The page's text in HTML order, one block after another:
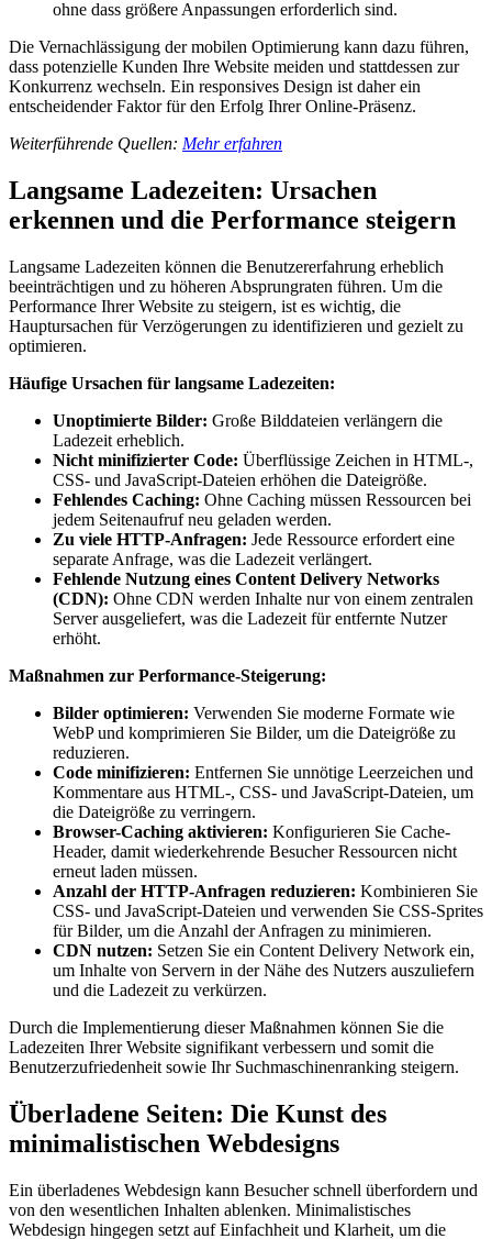
ohne dass größere Anpassungen erforderlich sind.
Die Vernachlässigung der mobilen Optimierung kann dazu führen,
dass potenzielle Kunden Ihre Website meiden und stattdessen zur
Konkurrenz wechseln. Ein responsives Design ist daher ein
entscheidender Faktor für den Erfolg Ihrer Online-Präsenz.
Weiterführende Quellen: Mehr erfahren
Langsame Ladezeiten: Ursachen
erkennen und die Performance steigern
Langsame Ladezeiten können die Benutzererfahrung erheblich
beeinträchtigen und zu höheren Absprungraten führen. Um die
Performance Ihrer Website zu steigern, ist es wichtig, die
Hauptursachen für Verzögerungen zu identifizieren und gezielt zu
optimieren.
Häufige Ursachen für langsame Ladezeiten:
Unoptimierte Bilder: Große Bilddateien verlängern die
Ladezeit erheblich.
Nicht minifizierter Code: Überflüssige Zeichen in HTML-,
CSS- und JavaScript-Dateien erhöhen die Dateigröße.
Fehlendes Caching: Ohne Caching müssen Ressourcen bei
jedem Seitenaufruf neu geladen werden.
Zu viele HTTP-Anfragen: Jede Ressource erfordert eine
separate Anfrage, was die Ladezeit verlängert.
Fehlende Nutzung eines Content Delivery Networks
(CDN): Ohne CDN werden Inhalte nur von einem zentralen
Server ausgeliefert, was die Ladezeit für entfernte Nutzer
erhöht.
Maßnahmen zur Performance-Steigerung:
Bilder optimieren: Verwenden Sie moderne Formate wie
WebP und komprimieren Sie Bilder, um die Dateigröße zu
reduzieren.
Code minifizieren: Entfernen Sie unnötige Leerzeichen und
Kommentare aus HTML-, CSS- und JavaScript-Dateien, um
die Dateigröße zu verringern.
Browser-Caching aktivieren: Konfigurieren Sie Cache-
Header, damit wiederkehrende Besucher Ressourcen nicht
erneut laden müssen.
Anzahl der HTTP-Anfragen reduzieren: Kombinieren Sie
CSS- und JavaScript-Dateien und verwenden Sie CSS-Sprites
für Bilder, um die Anzahl der Anfragen zu minimieren.
CDN nutzen: Setzen Sie ein Content Delivery Network ein,
um Inhalte von Servern in der Nähe des Nutzers auszuliefern
und die Ladezeit zu verkürzen.
Durch die Implementierung dieser Maßnahmen können Sie die
Ladezeiten Ihrer Website signifikant verbessern und somit die
Benutzerzufriedenheit sowie Ihr Suchmaschinenranking steigern.
Überladene Seiten: Die Kunst des
minimalistischen Webdesigns
Ein überladenes Webdesign kann Besucher schnell überfordern und
von den wesentlichen Inhalten ablenken. Minimalistisches
Webdesign hingegen setzt auf Einfachheit und Klarheit, um die